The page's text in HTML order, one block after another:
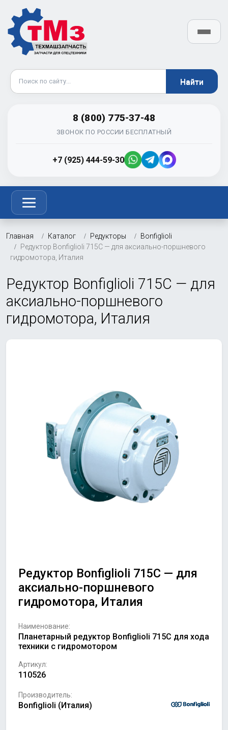
8 (800) 775-37-48
ЗВОНОК ПО РОССИИ БЕСПЛАТНЫЙ
+7 (925) 444-59-30
Главная Каталог Редукторы
Bonfiglioli
Редуктор Bonfiglioli 715C — для аксиально-поршневого
гидромотора, Италия
Редуктор Bonfiglioli 715C — для
аксиально-поршневого
гидромотора, Италия
Редуктор Bonfiglioli 715C — для
аксиально-поршневого
гидромотора, Италия
Наименование:
Планетарный редуктор Bonfiglioli 715C для хода
техники с гидромотором
Артикул:
110526
Производитель:
Bonfiglioli (Италия)